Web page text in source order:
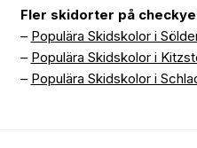
Fler skidorter på
– Populära Skidskolor i
– Populära Skidskolor i
– Populära Skidskolor i